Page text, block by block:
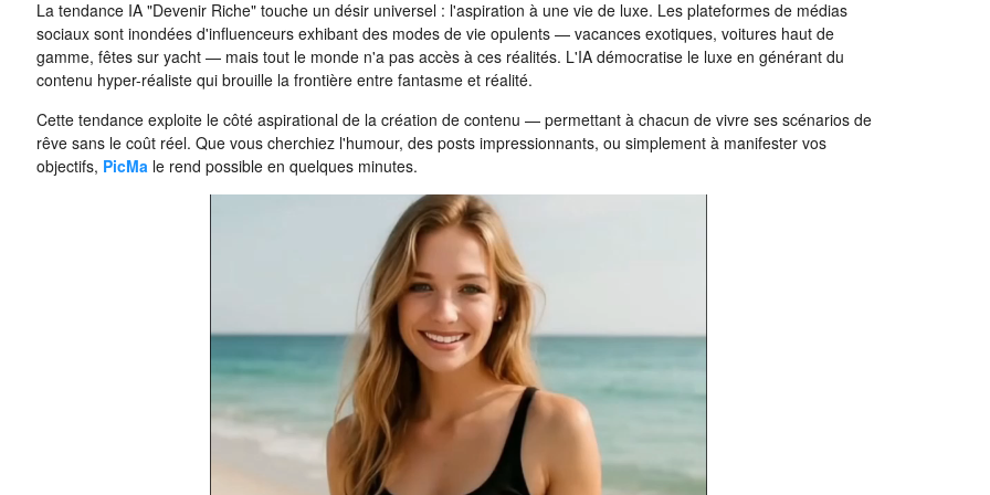
La tendance IA "Devenir Riche" touche un désir universel : l'aspiration à une vie de luxe. Les plateformes de médias
sociaux sont inondées d'influenceurs exhibant des modes de vie opulents — vacances exotiques, voitures haut de
gamme, fêtes sur yacht — mais tout le monde n'a pas accès à ces réalités. L'IA démocratise le luxe en générant du
contenu hyper-réaliste qui brouille la frontière entre fantasme et réalité.
Cette tendance exploite le côté aspirational de la création de contenu — permettant à chacun de vivre ses scénarios de
rêve sans le coût réel. Que vous cherchiez l'humour, des posts impressionnants, ou simplement à manifester vos
objectifs, PicMa le rend possible en quelques minutes.